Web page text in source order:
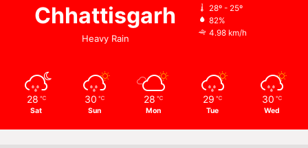
Chhattisgarh
Heavy Rain
28º - 25º
82%
4.98 km/h
28 ℃
Sat
30 ℃
Sun
28 ℃
Mon
29 ℃
Tue
30 ℃
Wed